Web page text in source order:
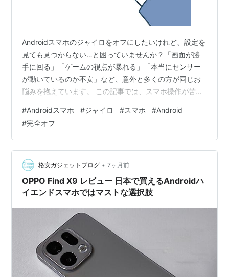
Androidスマホのジャイロをオフにしたいけれど、設定を
見ても見つからない…と困っていませんか？「画面が勝
手に回る」「ゲームの視点が暴れる」「本当にセンサー
が動いているのか不安」など、意外と多くの方が同じお
悩みを抱えています。 この記事では、スマホ操作が苦手
る方法 → 少し詳しい方向けの設定 → 中級者向けのADB
方法、という順番でやさしく解説していきます。専門用
語はできるだけ使わず、「どこを押せばいいのか」が分
かる内容にしていますのでご安心ください。 まず結論か
らお伝えすると、設定だけで完全オフにすることはでき
ません。Androidの仕組み…
#Androidスマホ #ジャイロ #スマホ #Android
#完全オフ
格安ガジェットブログ • 7ヶ月前
OPPO Find X9 レビュー 日本で買えるAndroidハ
イエンドスマホではマストな選択肢